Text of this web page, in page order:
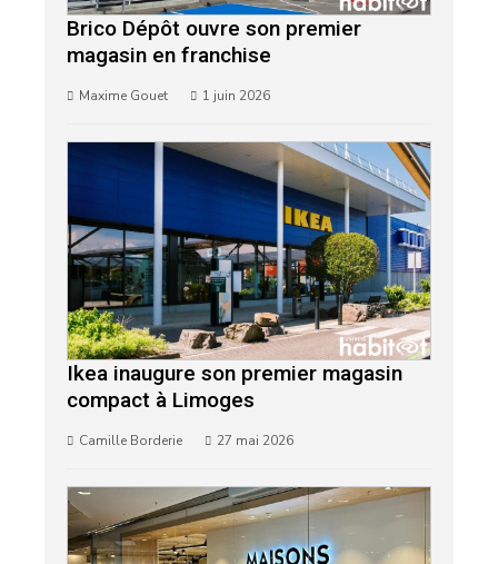
Brico Dépôt ouvre son premier
magasin en franchise
Maxime Gouet 1 juin 2026
Ikea inaugure son premier magasin
compact à Limoges
Camille Borderie 27 mai 2026